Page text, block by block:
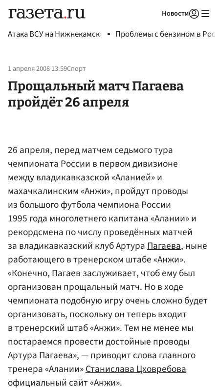
Новости
Атака ВСУ на Нижнекамск Проблемы с бензином в
1 апреля 2008 13:59Спорт
Прощальный матч Пагаева
пройдёт 26 апреля
26 апреля, перед матчем седьмого тура
чемпионата России в первом дивизионе
между владикавказской «Аланией» и
махачкалинским «Анжи», пройдут проводы
из большого футбола чемпиона России
1995 года многолетнего капитана «Алании» и
рекордсмена по числу проведённых матчей
за владикавказский клуб АртураПагаева, ныне
работающего в тренерском штабе «Анжи».
«Конечно, Пагаев заслуживает, чтоб ему был
организован прощальный матч. Но в ходе
чемпионата подобную игру очень сложно будет
организовать, поскольку он теперь входит
в тренерский штаб «Анжи». Тем не менее мы
постараемся провести достойные проводы
Артура Пагаева», — приводит слова главного
тренера «Алании»Станислава Цховребова
официальный сайт «Анжи».